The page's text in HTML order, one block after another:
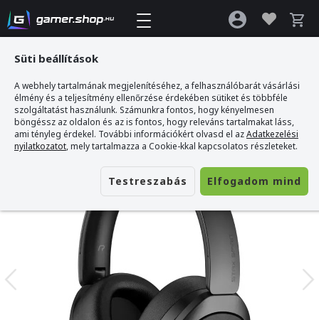
Gamer webshop >Edifier STAX S5 Vezeték Nélküli Headset - Fekete
Süti beállítások
A webhely tartalmának megjelenítéséhez, a felhasználóbarát vásárlási
élmény és a teljesítmény ellenőrzése érdekében sütiket és többféle
szolgáltatást használunk. Számunkra fontos, hogy kényelmesen
böngéssz az oldalon és az is fontos, hogy releváns tartalmakat láss,
ami tényleg érdekel. További információkért olvasd el azAdatkezelési
nyilatkozatot, mely tartalmazza a Cookie-kkal kapcsolatos részleteket.
Testreszabás Elfogadom mind